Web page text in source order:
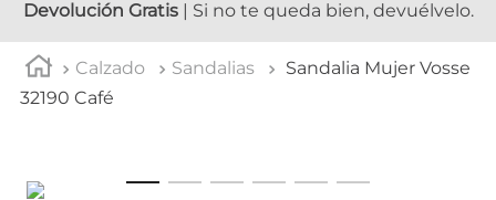
Devolución Gratis| Si no te queda bien, devuélvelo.
Calzado Sandalias
Sandalia Mujer Vosse
32190 Café
5. tenis